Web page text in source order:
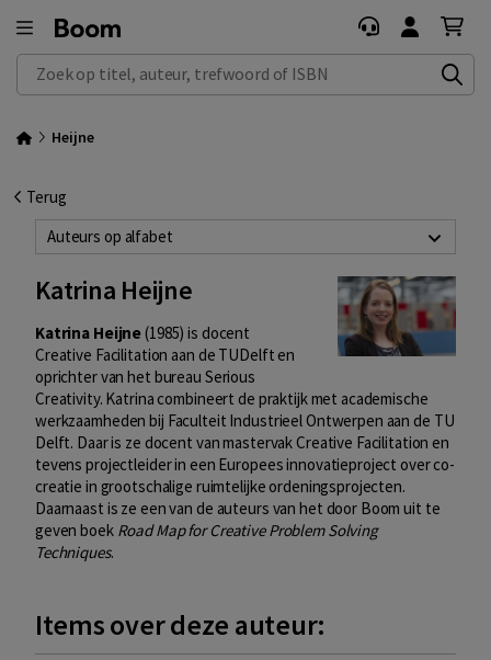
Zoek op titel, auteur, trefwoord of ISBN
Heijne
Terug
Auteurs op alfabet
Katrina Heijne
Katrina Heijne(1985) is docent
Creative Facilitation aan de TUDelft en
oprichter van het bureau Serious
Creativity. Katrina combineert de praktijk met academische
werkzaamheden bij Faculteit Industrieel Ontwerpen aan de TU
Delft. Daar is ze docent van mastervak Creative Facilitation en
tevens projectleider in een Europees innovatieproject over co-
creatie in grootschalige ruimtelijke ordeningsprojecten.
Daarnaast is ze een van de auteurs van het door Boom uit te
geven boek Road Map for Creative Problem Solving
Techniques.
Items over deze auteur: